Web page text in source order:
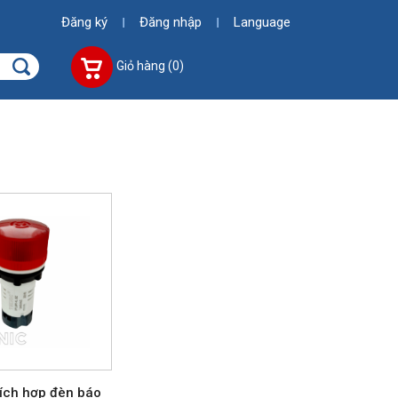
Đăng ký Đăng nhập Language
Giỏ hàng (0)
hợp đèn báo